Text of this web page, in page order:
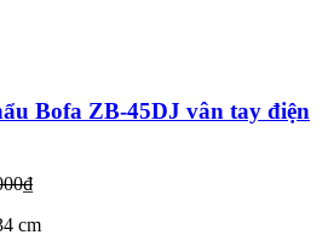
Bofa ZB-45DJ vân tay điện
cm